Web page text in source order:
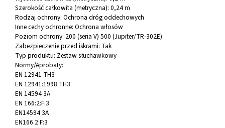
Szerokość całkowita (metryczna): 0,24 m
Rodzaj ochrony: Ochrona dróg oddechowych
Inne cechy ochronne: Ochrona włosów
Poziom ochrony: 200 (seria V) 500 (Jupiter/TR-302E)
Zabezpieczenie przed iskrami: Tak
Typ produktu: Zestaw słuchawkowy
Normy/Aprobaty:
EN 12941 TH3
EN 12941:1998 TH3
EN 14594 3A
EN 166:2:F:3
EN14594 3A
EN166 2:F:3